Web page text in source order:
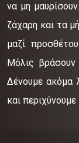
να μη
ζάχαρη και τα
μαζί.
Μόλις βράσουν
Δένουμε ακόμα
και